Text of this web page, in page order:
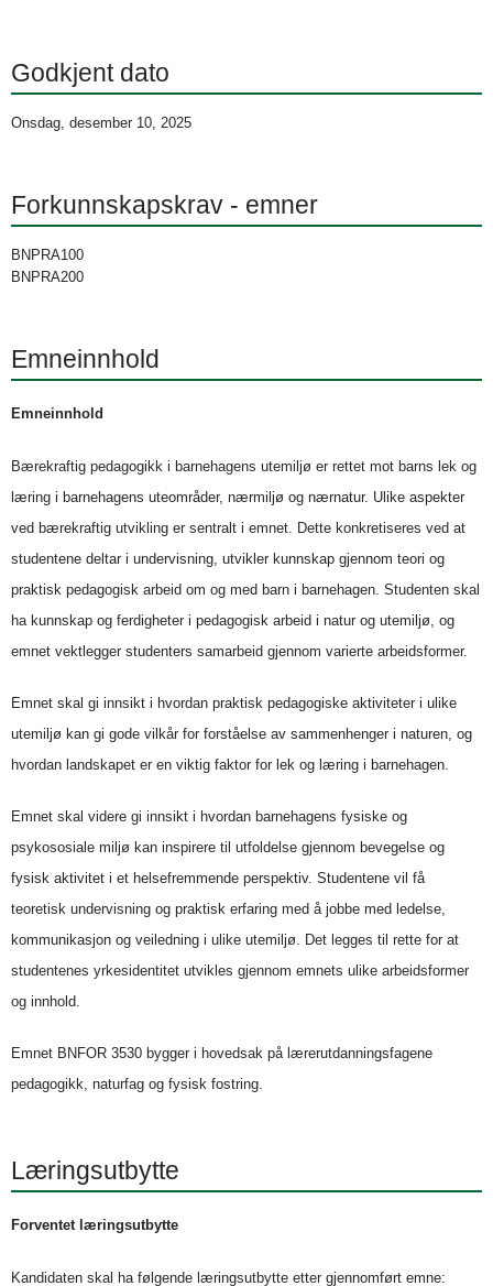
Godkjent dato
Onsdag, desember 10, 2025
Forkunnskapskrav - emner
BNPRA100
BNPRA200
Emneinnhold
Emneinnhold
Bærekraftig pedagogikk i barnehagens utemiljø er rettet mot barns lek og
læring i barnehagens uteområder, nærmiljø og nærnatur. Ulike aspekter
ved bærekraftig utvikling er sentralt i emnet. Dette konkretiseres ved at
studentene deltar i undervisning, utvikler kunnskap gjennom teori og
praktisk pedagogisk arbeid om og med barn i barnehagen. Studenten skal
ha kunnskap og ferdigheter i pedagogisk arbeid i natur og utemiljø, og
emnet vektlegger studenters samarbeid gjennom varierte arbeidsformer.
Emnet skal gi innsikt i hvordan praktisk pedagogiske aktiviteter i ulike
utemiljø kan gi gode vilkår for forståelse av sammenhenger i naturen, og
hvordan landskapet er en viktig faktor for lek og læring i barnehagen.
Emnet skal videre gi innsikt i hvordan barnehagens fysiske og
psykososiale miljø kan inspirere til utfoldelse gjennom bevegelse og
fysisk aktivitet i et helsefremmende perspektiv. Studentene vil få
teoretisk undervisning og praktisk erfaring med å jobbe med ledelse,
kommunikasjon og veiledning i ulike utemiljø. Det legges til rette for at
studentenes yrkesidentitet utvikles gjennom emnets ulike arbeidsformer
og innhold.
Emnet BNFOR 3530 bygger i hovedsak på lærerutdanningsfagene
pedagogikk, naturfag og fysisk fostring.
Læringsutbytte
Forventet læringsutbytte
Kandidaten skal ha følgende læringsutbytte etter gjennomført emne: